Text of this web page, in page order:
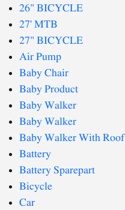
26" BICYCLE
27' MTB
27" BICYCLE
Air Pump
Baby Chair
Baby Product
Baby Walker
Baby Walker
Baby Walker With Roof
Battery
Battery Sparepart
Bicycle
Car